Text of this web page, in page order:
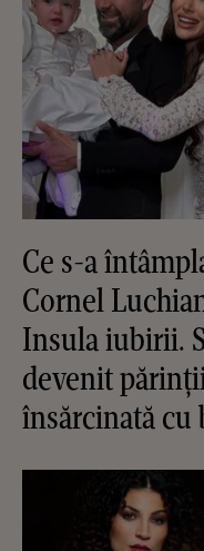
Ce s-a
Cornel
Insula iubirii.
devenit
însărcinată cu